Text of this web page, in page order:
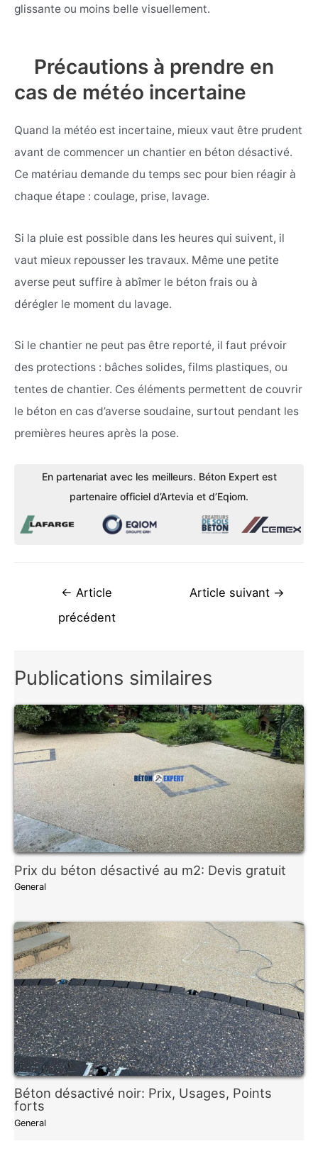
glissante ou moins belle visuellement.
Précautions à prendre en
cas de météo incertaine
Quand la météo est incertaine, mieux vaut être prudent
avant de commencer un chantier en béton désactivé.
Ce matériau demande du temps sec pour bien réagir à
chaque étape : coulage, prise, lavage.
Si la pluie est possible dans les heures qui suivent, il
vaut mieux repousser les travaux. Même une petite
averse peut suffire à abîmer le béton frais ou à
dérégler le moment du lavage.
Si le chantier ne peut pas être reporté, il faut prévoir
des protections : bâches solides, films plastiques, ou
tentes de chantier. Ces éléments permettent de couvrir
le béton en cas d’averse soudaine, surtout pendant les
premières heures après la pose.
En partenariat avec les meilleurs. Béton Expert est
partenaire officiel d’Artevia et d’Eqiom.
Navigation
← Article
précédent
Article suivant →
Publications similaires
Prix du béton désactivé au m2: Devis gratuit
General
Béton désactivé noir: Prix, Usages, Points
forts
General